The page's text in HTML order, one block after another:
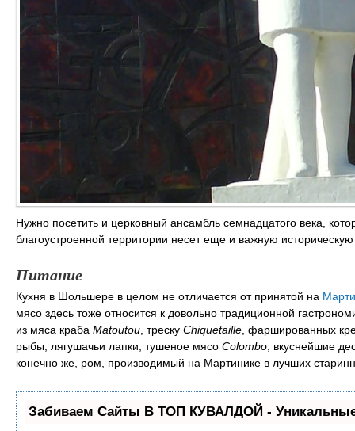
Нужно посетить и церковный ансамбль семнадцатого века,
благоустроенной территории несет еще и важную
Питание
Кухня в Шольшере в целом не отличается от принятой на
мясо здесь тоже относится к довольно традиционной
из мяса краба Matoutou, треску Chiquetaille, фаршированных
рыбы, лягушачьи лапки, тушеное мясо Colombo, вкуснейшие
конечно же, ром, производимый на Мартинике в лучших
Забиваем Сайты В ТОП КУВАЛДОЙ - Уникальные